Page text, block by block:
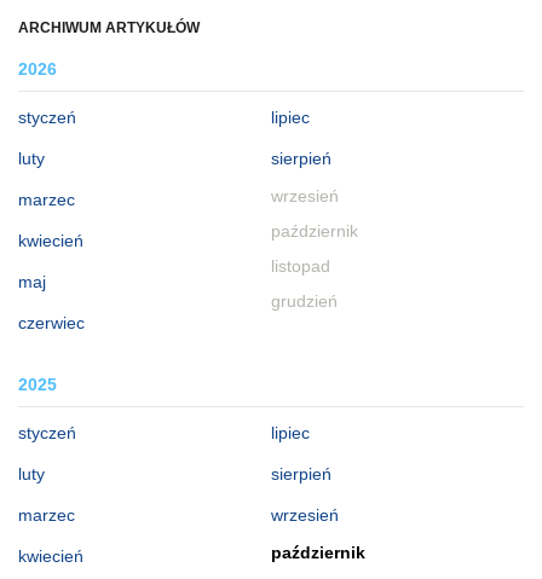
ARCHIWUM ARTYKUŁÓW
2026
styczeń
luty
marzec
kwiecień
maj
czerwiec
lipiec
sierpień
wrzesień
październik
listopad
grudzień
2025
styczeń
luty
marzec
kwiecień
lipiec
sierpień
wrzesień
październik